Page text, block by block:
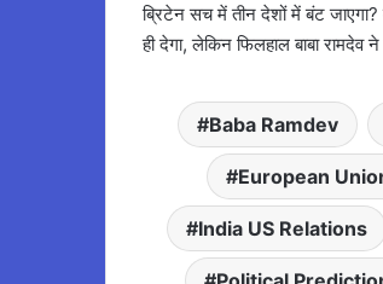
ब्रिटेन सच में तीन देशों में बंट
ही देगा, लेकिन फिलहाल बाबा रामदेव
Baba Ramdev
European
India US Relations